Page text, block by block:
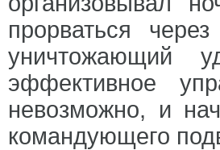
прорваться
уничтожающий
эффективное
невозможно, и
командующего